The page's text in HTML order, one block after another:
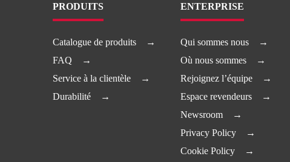
PRODUITS
Catalogue de produits
FAQ
Service à la clientèle
Durabilité
ENTERPRISE
Qui sommes nous
Où nous sommes
Rejoignez l’équipe
Espace revendeurs
Newsroom
Privacy Policy
Cookie Policy